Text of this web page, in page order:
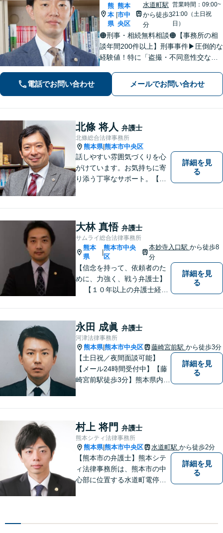
熊
本
県
|
熊本
市中
央区
水道町駅
から徒歩3
分
営業時間：09:00~
21:00（土日祝
日）
🟠刑事・相続無料相談🟠【事務所の相
談年間200件以上】刑事事件▶︎圧倒的な
経験値！特に「盗撮・不同意性交など
局・証券会社」勤務で培った税の知識
を生かし、依頼者に寄り添った強いパ
電話でお問い合わせ メールでお問い合わせ
北條 将人 弁護士
北條総合法律事務所
熊本県|熊本市中央区
話しやすい雰囲気づくりを心
がけています。お気持ちに寄
り添う丁寧なサポート。【借
用】証拠集めから手厚くサポ
ート。企業からのご相談も承
ります【交通事故】弁護士費
用特約の利用可【夜間・休日
面談可】
詳細を見
る
大林 真悟 弁護士
サムライ総合法律事務所
熊本
県
|
熊本市中央
区
本妙寺入口駅から徒歩8
分
【信念を持って、依頼者のた
めに、力強く、戦う弁護士】
【１０年以上の弁護士経
等の男女トラブル、③顧問弁
護の３つの分野に力を注ぐ弁
護士】
詳細を見
る
永田 成眞 弁護士
河津法律事務所
熊本県|熊本市中央区 藤崎宮前駅 から徒歩3分
【土日祝／夜間面談可能】
【メール24時間受付中】【藤
崎宮前駅徒歩3分】熊本県内及
の方の契約関係トラブルまで
幅広くご相談いただいており
ます。お気軽にご相談くださ
い。
詳細を見
る
村上 将門 弁護士
熊本シティ法律事務所
熊本県|熊本市中央区 水道町駅 から徒歩2分
【熊本市の弁護士】熊本シテ
ィ法律事務所は、熊本市の中
心部に位置する水道町電停よ
す。
詳細を見
る